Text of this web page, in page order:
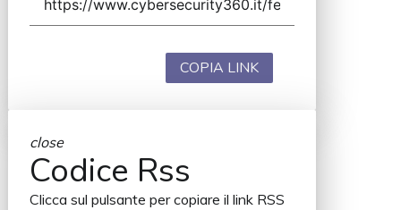
COPIA LINK
close
Codice Rss
Clicca sul pulsante per copiare il link RSS